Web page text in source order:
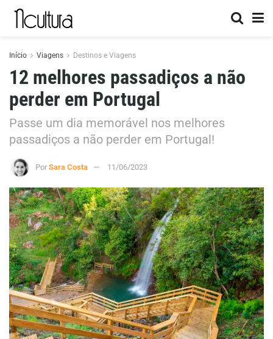
Início Viagens Destinos e Viagens
12 melhores passadiços a não
perder em Portugal
Passe um dia memorável nos melhores
passadiços a não perder em Portugal!
Por Sara Costa 11/06/2023